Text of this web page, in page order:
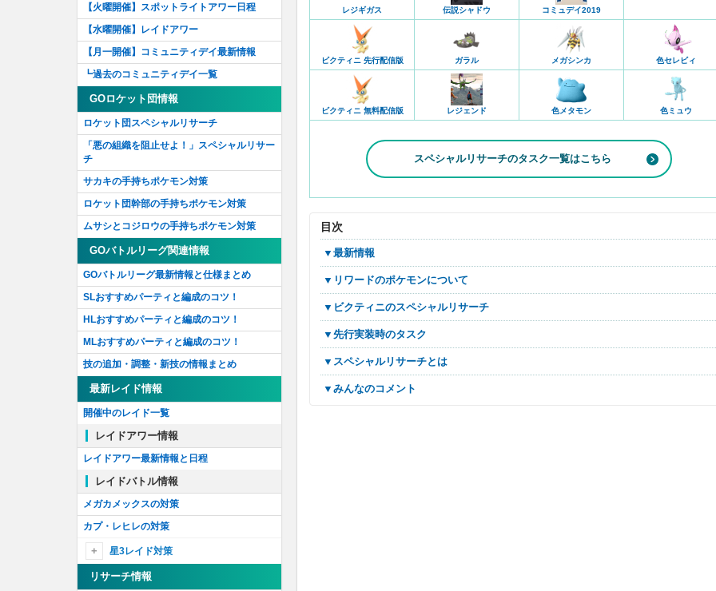
レジギガス 伝説シャドウ コミュデイ2019
ビクティニ 先行配信版 ガラル メガシンカ 色セレビィ
ビクティニ 無料配信版 レジェンド 色メタモン 色ミュウ
スペシャルリサーチのタスク一覧はこちら
目次
▼最新情報
▼リワードのポケモンについて
▼ビクティニのスペシャルリサーチ
▼先行実装時のタスク
▼スペシャルリサーチとは
▼みんなのコメント
【火曜開催】スポットライトアワー日程
【水曜開催】レイドアワー
【月一開催】コミュニティデイ最新情報
┗過去のコミュニティデイ一覧
GOロケット団情報
ロケット団スペシャルリサーチ
「悪の組織を阻止せよ！」スペシャルリサー
チ
サカキの手持ちポケモン対策
ロケット団幹部の手持ちポケモン対策
ムサシとコジロウの手持ちポケモン対策
GOバトルリーグ関連情報
GOバトルリーグ最新情報と仕様まとめ
SLおすすめパーティと編成のコツ！
HLおすすめパーティと編成のコツ！
MLおすすめパーティと編成のコツ！
技の追加・調整・新技の情報まとめ
最新レイド情報
開催中のレイド一覧
レイドアワー情報
レイドアワー最新情報と日程
レイドバトル情報
メガカメックスの対策
カプ・レヒレの対策
星3レイド対策
アローラライチュウの対策
リサーチ情報